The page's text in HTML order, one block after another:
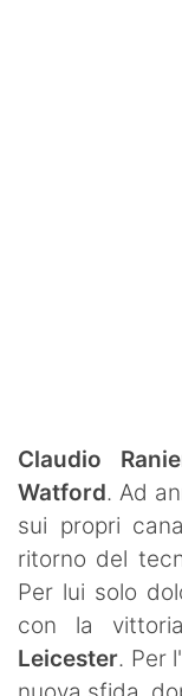
Contatti
Claudio
Watford. Ad
sui propri
ritorno del
Per lui solo
con la
Leicester. Per